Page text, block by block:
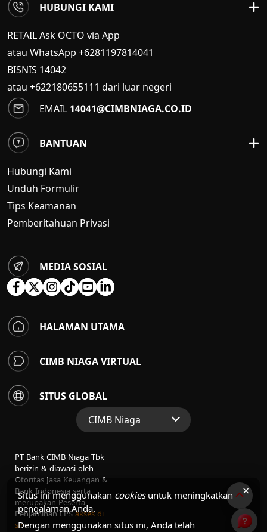
×
Situs ini menggunakan cookiesuntuk meningkatkan
pengalaman Anda.
Dengan menggunakan situs ini, Anda telah
HUBUNGI KAMI
RETAIL Ask OCTO via App
atau WhatsApp +6281197814041
BISNIS 14042
atau +622180655111 dari luar negeri
EMAIL 14041@CIMBNIAGA.CO.ID
BANTUAN
Hubungi Kami
Unduh Formulir
Tips Keamanan
Pemberitahuan Privasi
MEDIA SOSIAL
HALAMAN UTAMA
CIMB NIAGA VIRTUAL
SITUS GLOBAL
CIMB Niaga
Perbankan Konsumen
Perbankan Syariah
PT Bank CIMB Niaga Tbk
berizin & diawasi oleh
Otoritas Jasa Keuangan &
Bank Indonesia serta
merupakan Peserta
Penjaminan LPSakses di
sini